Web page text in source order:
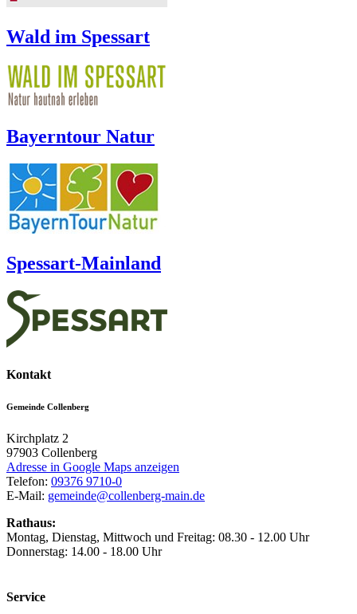
Wald im Spessart
Bayerntour Natur
Spessart-Mainland
Kontakt
Gemeinde Collenberg
Kirchplatz 2
97903 Collenberg
Adresse in Google Maps anzeigen
Telefon: 09376 9710-0
E-Mail: gemeinde@collenberg-main.de
Rathaus:
Montag, Dienstag, Mittwoch und Freitag: 08.30 - 12.00 Uhr
Donnerstag: 14.00 - 18.00 Uhr
Service